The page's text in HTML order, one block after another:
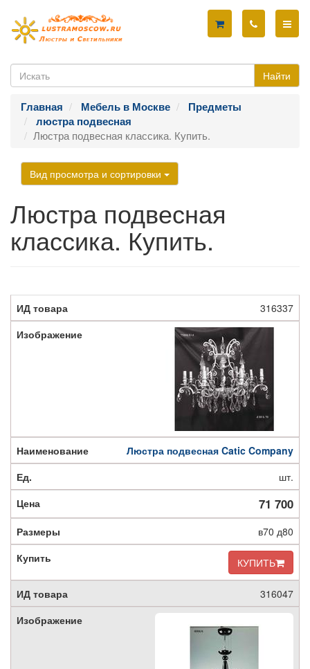
Найти
Главная Мебель в Москве
Предметы
люстра подвесная
Люстра подвесная классика. Купить.
Вид просмотра и сортировки
Люстра подвесная
классика. Купить.
316337
Люстра подвесная Catic Company
шт.
71 700
в70 д80
КУПИТЬ
316047